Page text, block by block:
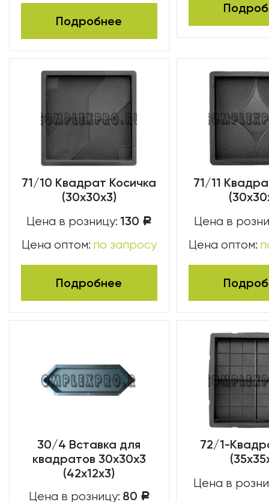
Подробнее
71/10 Квадрат Косичка
(30х30х3)
Цена в розницу: 130 Р
Цена оптом: по запросу
Подробнее
71/11
Цена в
Цена оптом:
30/4 Вставка для
квадратов 30х30х3
(42x12x3)
Цена в розницу: 80 Р
72/1-
Цена в